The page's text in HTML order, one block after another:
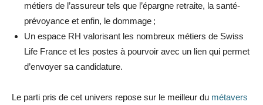
métiers de l’assureur tels que l’épargne retraite, la santé-
prévoyance et enfin, le dommage ;
Un espace RH valorisant les nombreux métiers de Swiss
Life France et les postes à pourvoir avec un lien qui permet
d’envoyer sa candidature.
Le parti pris de cet univers repose sur le meilleur du métavers